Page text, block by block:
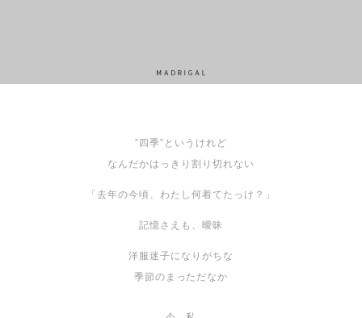
”四季”というけれど
なんだかはっきり割り切れない
「去年の今頃、わたし何着てたっけ？」
記憶さえも、曖昧
洋服迷子になりがちな
季節のまっただなか